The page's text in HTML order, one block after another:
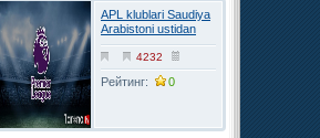
APL klublari Saudiya
Arabistoni ustidan
FIFAga shikoyat
qilmoqchi4232
Рейтинг: 0